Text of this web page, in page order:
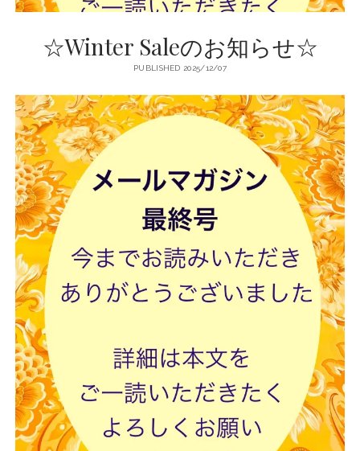
入
人
服
地
ア
ク
ー
ト
☆Winter Saleのお知らせ☆
PUBLISHED 2025/12/07